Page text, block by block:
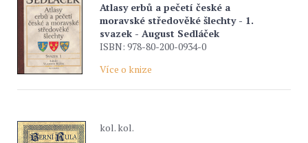
Atlasy erbů a pečetí české a
moravské středověké šlechty - 1.
svazek - August Sedláček
ISBN: 978-80-200-0934-0
Více o knize
kol. kol.